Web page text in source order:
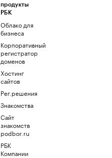
продукты
РБК
Облако для
бизнеса
Корпоративный
регистратор
доменов
Хостинг
сайтов
Рег.решения
Знакомства
Сайт
знакомств
podbor.ru
РБК
Компании